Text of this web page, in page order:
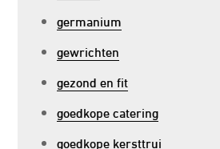
germanium
gewrichten
gezond en fit
goedkope catering
goedkope kersttrui